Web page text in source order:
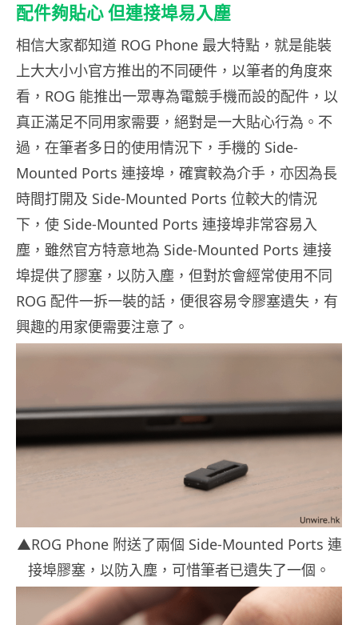
配件夠貼心 但連接埠易入塵
相信大家都知道 ROG Phone 最大特點，就是能裝
上大大小小官方推出的不同硬件，以筆者的角度來
看，ROG 能推出一眾專為電競手機而設的配件，以
真正滿足不同用家需要，絕對是一大貼心行為。不
過，在筆者多日的使用情況下，手機的 Side-
Mounted Ports 連接埠，確實較為介手，亦因為長
時間打開及 Side-Mounted Ports 位較大的情況
下，使 Side-Mounted Ports 連接埠非常容易入
塵，雖然官方特意地為 Side-Mounted Ports 連接
埠提供了膠塞，以防入塵，但對於會經常使用不同
ROG 配件一拆一裝的話，便很容易令膠塞遺失，有
興趣的用家便需要注意了。
▲ROG Phone 附送了兩個 Side-Mounted Ports 連
接埠膠塞，以防入塵，可惜筆者已遺失了一個。